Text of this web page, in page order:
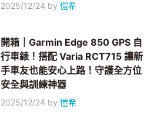
2025/12/24 by愷希
開箱｜Garmin Edge 850 GPS 自
行車錶！搭配 Varia RCT715 讓新
手車友也能安心上路！守護全方位
安全與訓練神器
2025/12/24 by愷希